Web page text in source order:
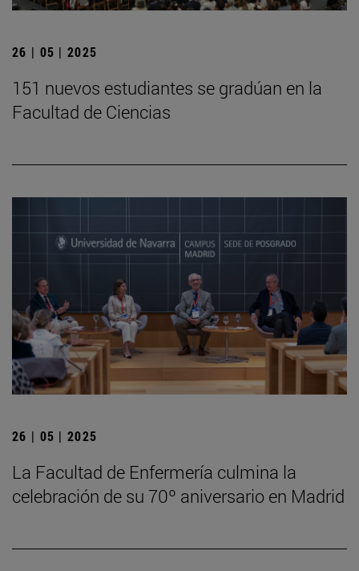
26 | 05 | 2025
151 nuevos estudiantes se gradúan en la
Facultad de Ciencias
26 | 05 | 2025
La Facultad de Enfermería culmina la
celebración de su 70º aniversario en Madrid